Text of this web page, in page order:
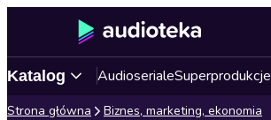
Katalog AudioserialeSuperprodukcje
Strona główna Biznes, marketing, ekonomia